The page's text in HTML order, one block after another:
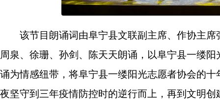
该节目朗诵词由阜宁县文联副主席、作协主
周泉、徐珊、孙剑、陈天天朗诵，以阜宁县一缕
诵为情感纽带，将阜宁县一缕阳光志愿者协会的
夜坚守到三年疫情防控时的逆行而上，再到文明